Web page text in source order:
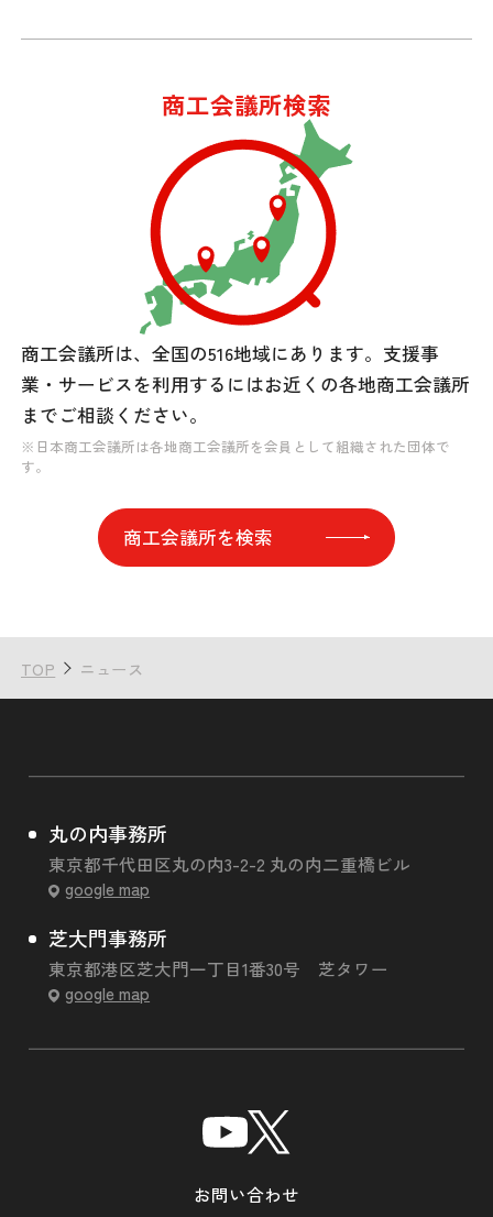
商工会議所検索
商工会議所は、全国の516地域にあります。 支援事
業・サービスを利用するにはお近くの各地商工会議所
までご相談ください。
※日本商工会議所は各地商工会議所を会員として組織された団体で
す。
商工会議所を検索
TOP ニュース
丸の内事務所
東京都千代田区丸の内3-2-2 丸の内二重橋ビル
google map
芝大門事務所
東京都港区芝大門一丁目1番30号 芝タワー
google map
お問い合わせ